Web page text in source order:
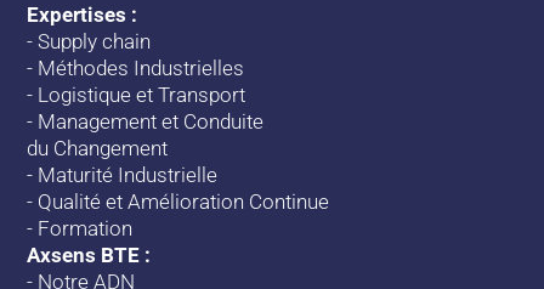
Expertises :
-Supply chain
- Méthodes Industrielles
- Logistique et Transport
- Management et Conduite
du Changement
- Maturité Industrielle
- Qualité et Amélioration Continue
- Formation
Axsens BTE :
- Notre ADN